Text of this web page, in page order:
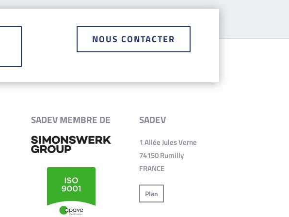
NOUS CONTACTER
SADEV MEMBRE DE SADEV
1 Allée Jules Verne
74150 Rumilly
FRANCE
Plan